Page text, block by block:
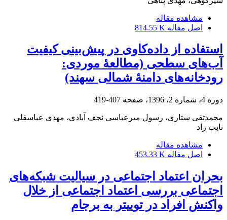
مشاهده مقاله
اصل مقاله 814.55 K
استفاده از داده‌کاوی در پیش‌بینی کیفیت
آب‌های سطحی (مطالعۀ موردی:
رودخانه‌های دامنۀ شمالی سهند)
دوره 4، شماره 2، 1396، صفحه 407-419
محمدتقی ستاری، رسول میرعباسی نجف آبادی، مهدی عباسقلی
نایب زاد
مشاهده مقاله
اصل مقاله 453.33 K
بحران اعتماد اجتماعی در سیالیت شبکه‌های
اجتماعی بررسی اعتماد اجتماعی از خلال
واکنش افراد در توییتر به برجام